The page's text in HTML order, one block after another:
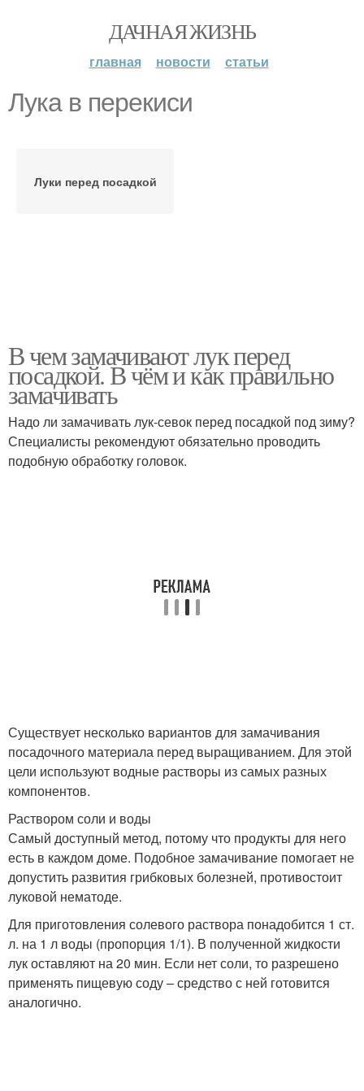
ДАЧНАЯ ЖИЗНЬ
главная новости статьи
Лука в перекиси
Луки перед посадкой
В чем замачивают лук перед
посадкой. В чём и как правильно
замачивать
Надо ли замачивать лук-севок перед посадкой под зиму?
Специалисты рекомендуют обязательно проводить
подобную обработку головок.
Существует несколько вариантов для замачивания
посадочного материала перед выращиванием. Для этой
цели используют водные растворы из самых разных
компонентов.
Раствором соли и воды
Самый доступный метод, потому что продукты для него
есть в каждом доме. Подобное замачивание помогает не
допустить развития грибковых болезней, противостоит
луковой нематоде.
Для приготовления солевого раствора понадобится 1 ст.
л. на 1 л воды (пропорция 1/1). В полученной жидкости
лук оставляют на 20 мин. Если нет соли, то разрешено
применять пищевую соду – средство с ней готовится
аналогично.